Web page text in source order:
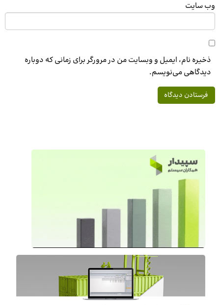
وب‌ سایت
ذخیره نام، ایمیل و وبسایت من در مرورگر برای زمانی که دوباره
دیدگاهی می‌نویسم.